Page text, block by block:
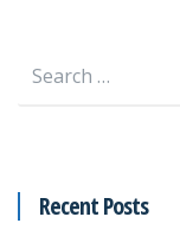
for:
Recent Posts